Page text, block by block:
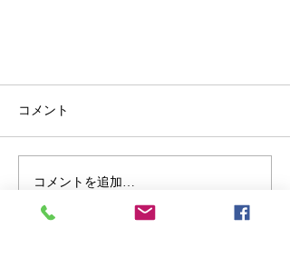
コメント
コメントを追加…